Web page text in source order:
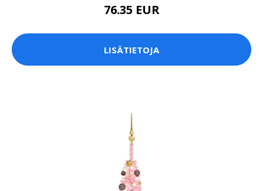
76.35 EUR
LISÄTIETOJA